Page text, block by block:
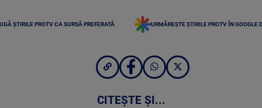
ȘTIRILE PROTV CA SURSĂ PREFERATĂ URMĂREȘTE ȘTIRILE PROTV ÎN GOOGLE
CITEȘTE ȘI...